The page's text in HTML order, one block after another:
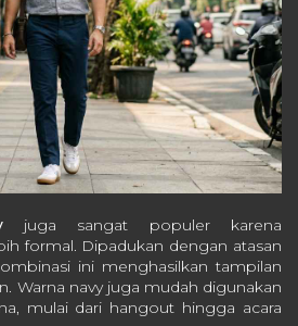
juga sangat populer karena
formal. Dipadukan dengan atasan
ini menghasilkan tampilan
Warna navy juga mudah digunakan
mulai dari hangout hingga acara